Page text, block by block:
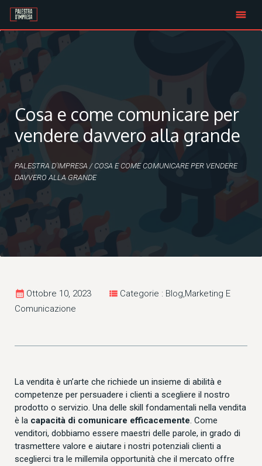
Skip
Cosa e come comunicare per
vendere davvero alla grande
PALESTRA D'IMPRESA /COSA E COME COMUNICARE PER VENDERE
DAVVERO ALLA GRANDE
calendar_month Ottobre 10, 2023 view_list Categorie : Blog,Marketing E
Comunicazione
La vendita è un’arte che richiede un insieme di abilità e
competenze per persuadere i clienti a scegliere il nostro
prodotto o servizio. Una delle skill fondamentali nella vendita
è la capacità di comunicare efficacemente. Come
venditori, dobbiamo essere maestri delle parole, in grado di
trasmettere valore e aiutare i nostri potenziali clienti a
sceglierci tra le millemila opportunità che il mercato offre